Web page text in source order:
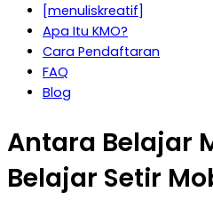
[menuliskreatif]
Apa Itu KMO?
Cara Pendaftaran
FAQ
Blog
Antara Belajar
Belajar Setir